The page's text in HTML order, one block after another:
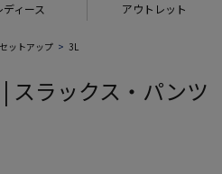
ディース アウトレット
セットアップ 3L
スラックス・パンツ